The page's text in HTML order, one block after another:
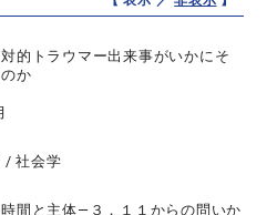
的トラウマー出来事がいかにそ
か
/ 社会学
時間と主体―３．１１からの問いか